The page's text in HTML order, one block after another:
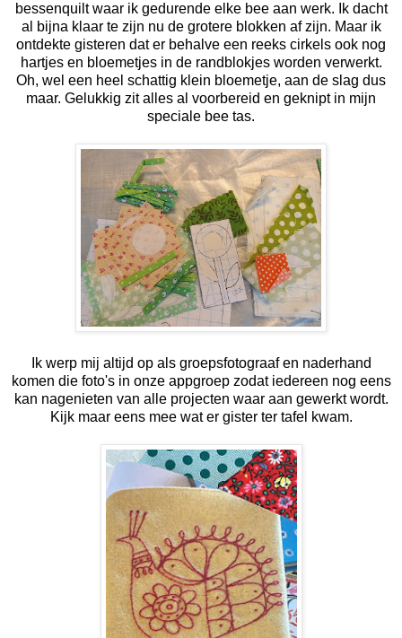
bessenquilt waar ik gedurende elke bee aan werk. Ik dacht
al bijna klaar te zijn nu de grotere blokken af zijn. Maar ik
ontdekte gisteren dat er behalve een reeks cirkels ook nog
hartjes en bloemetjes in de randblokjes worden verwerkt.
Oh, wel een heel schattig klein bloemetje, aan de slag dus
maar. Gelukkig zit alles al voorbereid en geknipt in mijn
speciale bee tas.
Ik werp mij altijd op als groepsfotograaf en naderhand
komen die foto's in onze appgroep zodat iedereen nog eens
kan nagenieten van alle projecten waar aan gewerkt wordt.
Kijk maar eens mee wat er gister ter tafel kwam.